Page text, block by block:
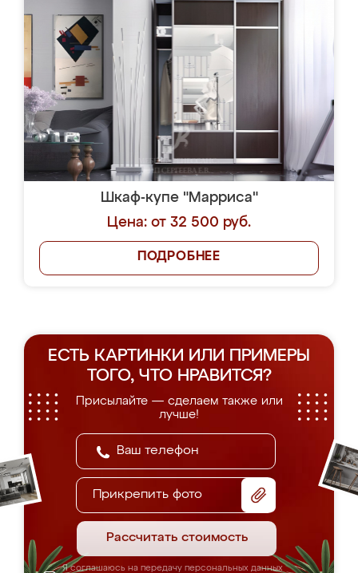
Шкаф-купе "Марриса"
Цена: от 32 500 руб.
ПОДРОБНЕЕ
ЕСТЬ КАРТИНКИ ИЛИ ПРИМЕРЫ
ТОГО, ЧТО НРАВИТСЯ?
Присылайте — сделаем также или
лучше!
Прикрепить фото
Рассчитать стоимость
Я соглашаюсь на передачу персональных данных